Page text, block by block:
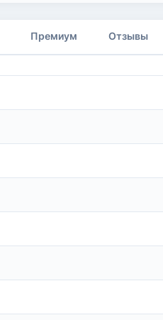
Премиум Отзывы